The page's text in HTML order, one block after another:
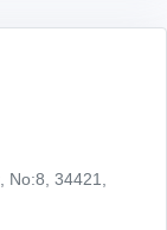
No:8, 34421,